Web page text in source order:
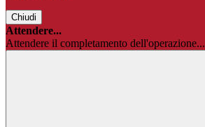
Chiudi
Attendere...
Attendere il completamento dell'operazione...